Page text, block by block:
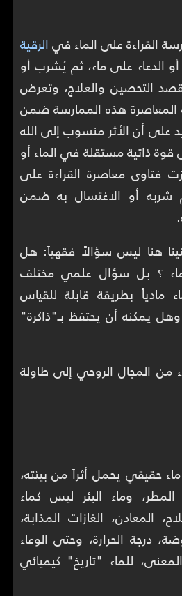
القراءة على الماء فيالرقية
أو الدعاء على ماء، ثم يُشرب أو
التحصين والعلاج، وتعرض
المعاصرة هذه الممارسة ضمن
على أن الأثر منسوب إلى الله
قوة ذاتية مستقلة في الماء أو
فتاوى معاصرة القراءة على
شربه أو الاغتسال به ضمن
هنا ليس سؤالاً فقهياً: هل
؟ بل سؤال علمي مختلف
مادياً بطريقة قابلة للقياس
يمكنه أن يحتفظ بـ"ذاكرة"
من المجال الروحي إلى طاولة
حقيقي يحمل أثراً من بيئته،
وماء البئر ليس كماء
المعادن، الغازات المذابة،
درجة الحرارة، وحتى الوعاء
للماء "تاريخ" كيميائي